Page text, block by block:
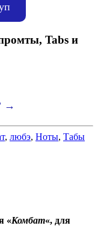
Tabs и
→
, любэ, Ноты, Табы
«Комбат«, для